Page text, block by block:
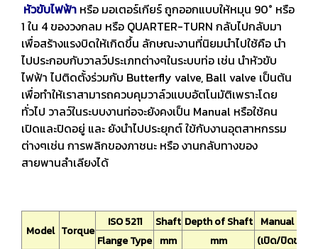
หัวขับไฟฟ้า หรือ มอเตอร์เกียร์ ถูกออกแบบให้หมุน 90° หรือ
1 ใน 4 ของวงกลม หรือ QUARTER-TURN กลับไปกลับมา
เพื่อสร้างแรงบิดให้เกิดขึ้น ลักษณะงานที่นิยมนำไปใช้คือ นำ
ไปประกอบกับวาลว์ประเภทต่างๆในระบบท่อ เช่น นำหัวขับ
ไฟฟ้า ไปติดตั้งร่วมกับ Butterfly valve, Ball valve เป็นต้น
เพื่อทำให้เราสามารถควบคุมวาล์วแบบอัตโนมัติเพราะโดย
ทั่วไป วาลว์ในระบบงานท่อจะยังคงเป็น Manual หรือใช้คน
เปิดและปิดอยู่ และ ยังนำไปประยุกต์ ใข้กับงานอุตสาหกรรม
ต่างๆเช่น การพลิกของภาชนะ หรือ งานกลับทางของ
สายพานลำเลียงได้
Model Torque
ISO 5211 Shaft Depth of Shaft Manual
Flange Type mm mm
(เปิด/ปิดขณะ